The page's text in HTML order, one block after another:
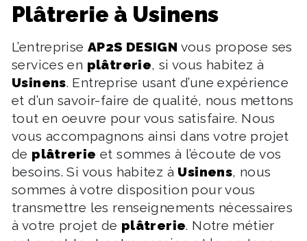
plâtrerie à Usinens
L’entrepriseAP2S DESIGN vous propose ses
services en plâtrerie, si vous habitez à
Usinens. Entreprise usant d’une expérience
et d’un savoir-faire de qualité, nous mettons
tout en oeuvre pour vous satisfaire. Nous
vous accompagnons ainsi dans votre projet
de plâtrerie et sommes à l’écoute de vos
besoins. Si vous habitez à Usinens, nous
sommes à votre disposition pour vous
transmettre les renseignements nécessaires
à votre projet de plâtrerie. Notre métier